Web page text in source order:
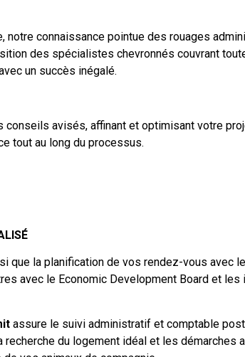
notre connaissance pointue des rouages
des spécialistes chevronnés couvrant
un succès inégalé.
avisés, affinant et optimisant votre
tout au long du processus.
la planification de vos rendez-vous avec
avec le Economic Development Board et
assure le suivi administratif et comptable
du logement idéal et les